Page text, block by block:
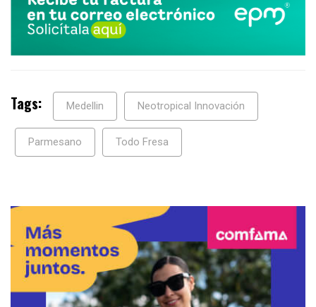
Tags: Medellin Neotropical Innovación
Parmesano Todo Fresa